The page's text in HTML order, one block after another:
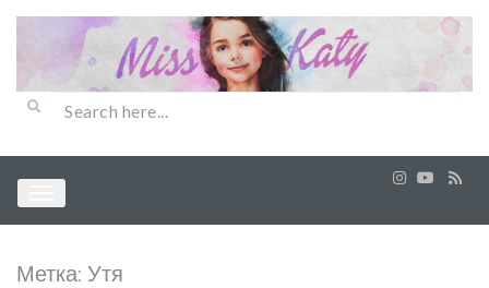
Метка: Утя